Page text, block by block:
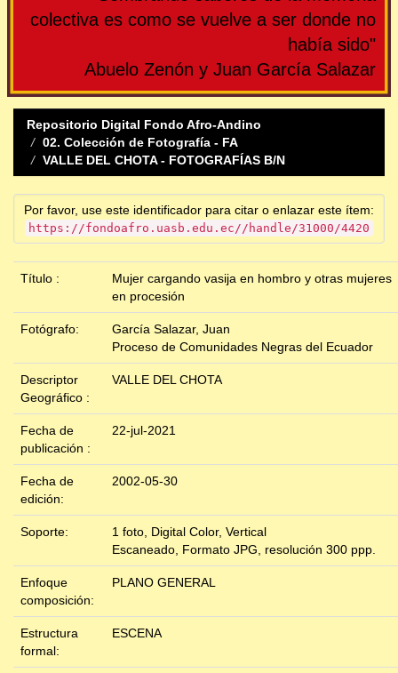
colectiva es como se vuelve a ser donde no
había sido"
Abuelo Zenón y Juan García Salazar
Repositorio Digital Fondo Afro-Andino
02. Colección de Fotografía - FA
VALLE DEL CHOTA - FOTOGRAFÍAS B/N
Por favor, use este identificador para citar o enlazar este ítem:
https://fondoafro.uasb.edu.ec//handle/31000/4420
Título :
Mujer cargando vasija en hombro y otras mujeres
en procesión
Fotógrafo:
García Salazar, Juan
Proceso de Comunidades Negras del Ecuador
Descriptor
Geográfico :
VALLE DEL CHOTA
Fecha de
publicación :
22-jul-2021
Fecha de
edición:
2002-05-30
Soporte:
1 foto, Digital Color, Vertical
Escaneado, Formato JPG, resolución 300 ppp.
Enfoque
composición:
PLANO GENERAL
Estructura
formal:
ESCENA